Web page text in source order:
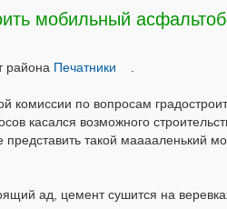
мобильный
района Печатники
комиссии по вопросам
касался возможного
такой мааааленький
ад, цемент сушится на